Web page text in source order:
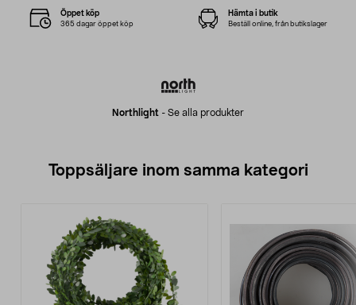
Northlight - Se alla produkter
Öppet köp
365 dagar öppet köp
Hämta i butik
Beställ online, från butikslager
Toppsäljare inom samma kategori